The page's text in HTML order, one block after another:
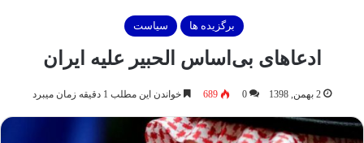
برگزیده ها سیاست
ادعاهای بی‌اساس الحبیر علیه ایران
2 بهمن, 1398 0
689 خواندن این مطلب 1 دقیقه زمان میبرد